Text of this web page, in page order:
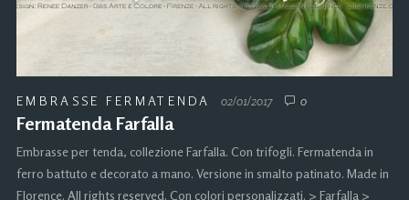
EMBRASSE FERMATENDA 02/01/2017 0
Fermatenda Farfalla
Embrasse per tenda, collezione Farfalla. Con trifogli. Fermatenda in
ferro battuto e decorato a mano. Versione in smalto patinato. Made in
Florence. All rights reserved. Con colori personalizzati. > Farfalla >